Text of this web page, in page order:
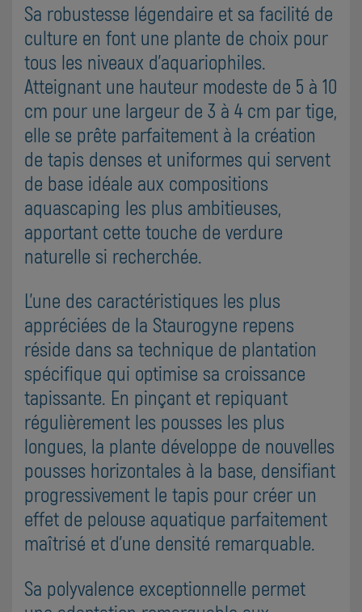
Sa robustesse légendaire et sa facilité de
culture en font une plante de choix pour
tous les niveaux d'aquariophiles.
Atteignant une hauteur modeste de 5 à 10
cm pour une largeur de 3 à 4 cm par tige,
elle se prête parfaitement à la création
de tapis denses et uniformes qui servent
de base idéale aux compositions
aquascaping les plus ambitieuses,
apportant cette touche de verdure
naturelle si recherchée.
L'une des caractéristiques les plus
appréciées de la Staurogyne repens
réside dans sa technique de plantation
spécifique qui optimise sa croissance
tapissante. En pinçant et repiquant
régulièrement les pousses les plus
longues, la plante développe de nouvelles
pousses horizontales à la base, densifiant
progressivement le tapis pour créer un
effet de pelouse aquatique parfaitement
maîtrisé et d'une densité remarquable.
Sa polyvalence exceptionnelle permet